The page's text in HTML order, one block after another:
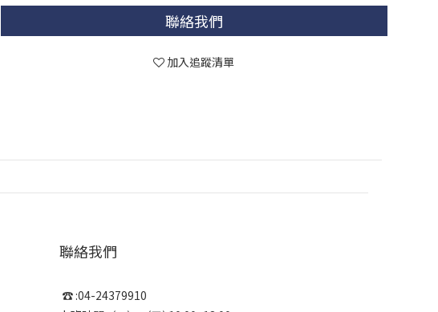
聯絡我們
加入追蹤清單
聯絡我們
☎ :04-24379910